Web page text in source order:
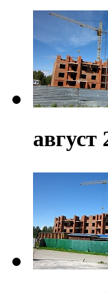
август